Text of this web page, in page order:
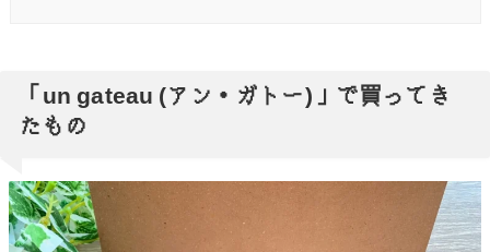
「un gateau (アン・ガトー)」で買ってき
たもの